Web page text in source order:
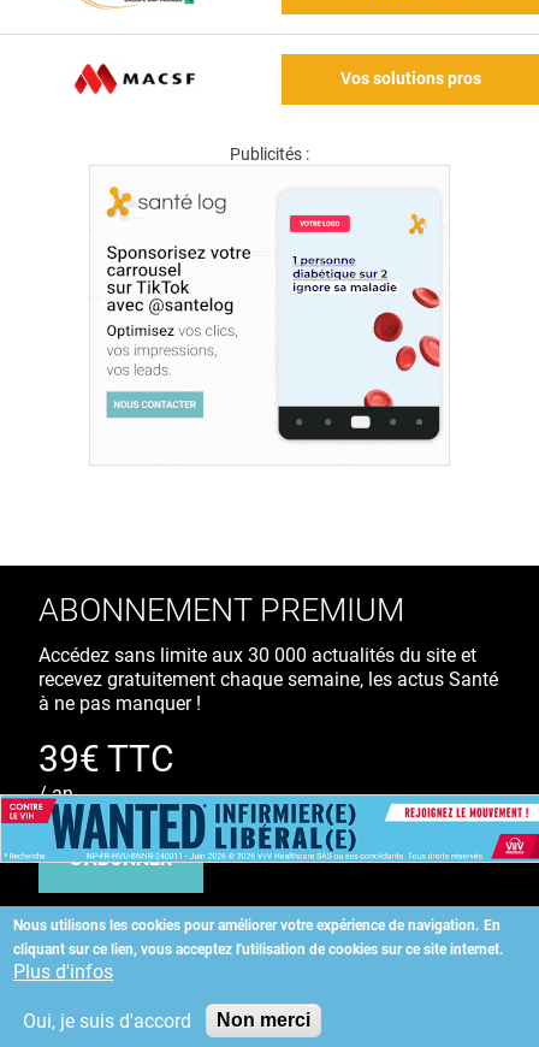
Vos solutions pros
Publicités :
Nous utilisons les cookies pour améliorer votre expérience de navigation. En
cliquant sur ce lien, vous acceptez l'utilisation de cookies sur ce site internet.
Plus d'infos
Oui, je suis d'accord Non merci
ABONNEMENT PREMIUM
Accédez sans limite aux 30 000 actualités du site et
recevez gratuitement chaque semaine, les actus Santé
à ne pas manquer !
39€ TTC
/ an
S'ABONNER
Copyright©2026 ALLIEDHEALTH
KAURIWEB